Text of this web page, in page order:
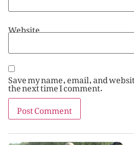
Website
Save my name, email, and
the next time I comment.